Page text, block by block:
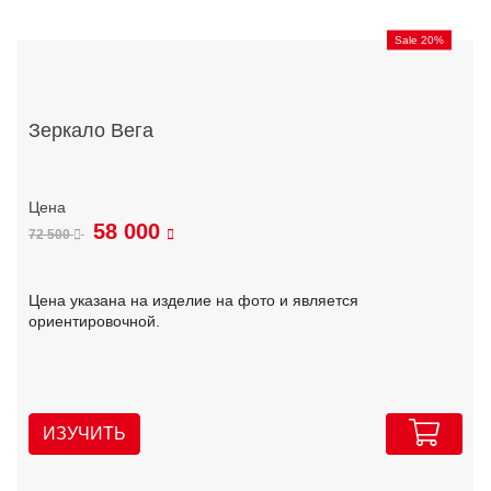
Sale 20%
Зеркало Вега
72 500 58 000
Цена указана на изделие на фото и является
ориентировочной.
ИЗУЧИТЬ